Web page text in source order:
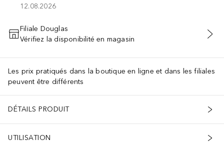
12.08.2026
AJOUTER AU PANIER
Filiale Douglas
Vérifiez la disponibilité en magasin
Les prix pratiqués dans la boutique en ligne et dans les filiales
peuvent être différents
DÉTAILS PRODUIT
UTILISATION